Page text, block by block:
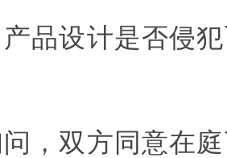
品设计是否侵
，双方同意在